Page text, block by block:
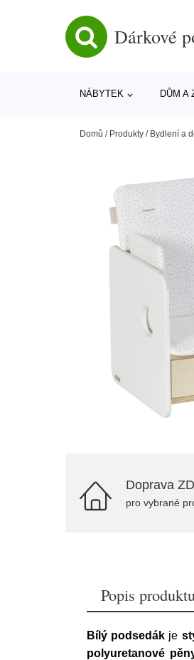
Dárkové
NÁBYTEK DŮM A
Domů / Produkty / Bydlení a
Doprava
pro vybrané
Popis
Bílý podsedák je
polyuretanové